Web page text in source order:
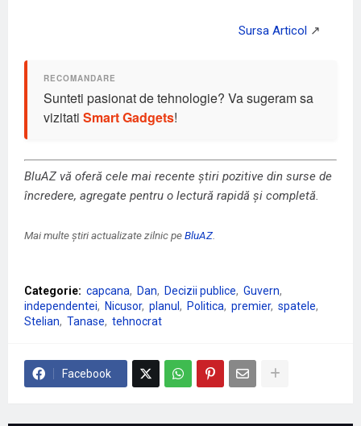
Sunteti pasionat de tehnologie? Va sugeram sa
vizitati Smart Gadgets!
BluAZ vă oferă cele mai recente știri pozitive din surse de
încredere, agregate pentru o lectură rapidă și completă.
Mai multe știri actualizate zilnic peBluAZ
Categorie: capcana Dan Decizii publice
Guvern
independentei
Nicusor planul Politica premier spatele
Stelian
Tanase tehnocrat
Facebook